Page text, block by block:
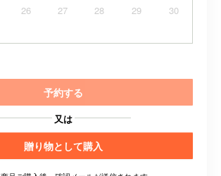
26 27 28 29
30
予約する
又は
贈り物として購入